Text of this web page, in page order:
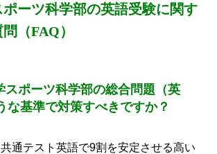
ーツ科学部の英語受験に関す
（FAQ）
スポーツ科学部の総合問題（英
な基準で対策すべきですか？
通テスト英語で9割を安定させる高い